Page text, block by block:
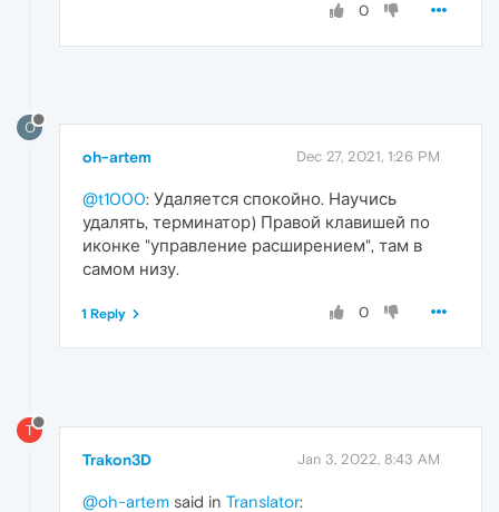
0
O
oh-artem Dec 27, 2021, 1:26 PM
@t1000: Удаляется спокойно. Научись
удалять, терминатор) Правой клавишей по
иконке "управление расширением", там в
самом низу.
0
1 Reply
T
Trakon3D Jan 3, 2022, 8:43 AM
@oh-artem said in Translator: